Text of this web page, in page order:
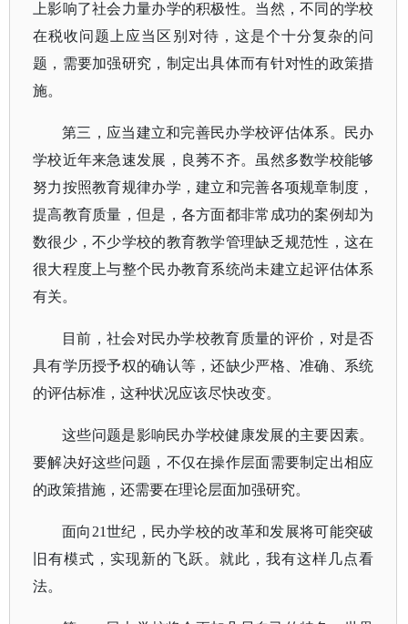
上影响了社会力量办学的积极性。当然，不同的学校
在税收问题上应当区别对待，这是个十分复杂的问
题，需要加强研究，制定出具体而有针对性的政策措
施。
第三，应当建立和完善民办学校评估体系。民办
学校近年来急速发展，良莠不齐。虽然多数学校能够
努力按照教育规律办学，建立和完善各项规章制度，
提高教育质量，但是，各方面都非常成功的案例却为
数很少，不少学校的教育教学管理缺乏规范性，这在
很大程度上与整个民办教育系统尚未建立起评估体系
有关。
目前，社会对民办学校教育质量的评价，对是否
具有学历授予权的确认等，还缺少严格、准确、系统
的评估标准，这种状况应该尽快改变。
这些问题是影响民办学校健康发展的主要因素。
要解决好这些问题，不仅在操作层面需要制定出相应
的政策措施，还需要在理论层面加强研究。
面向 21世纪，民办学校的改革和发展将可能突破
旧有模式，实现新的飞跃。就此，我有这样几点看
法。